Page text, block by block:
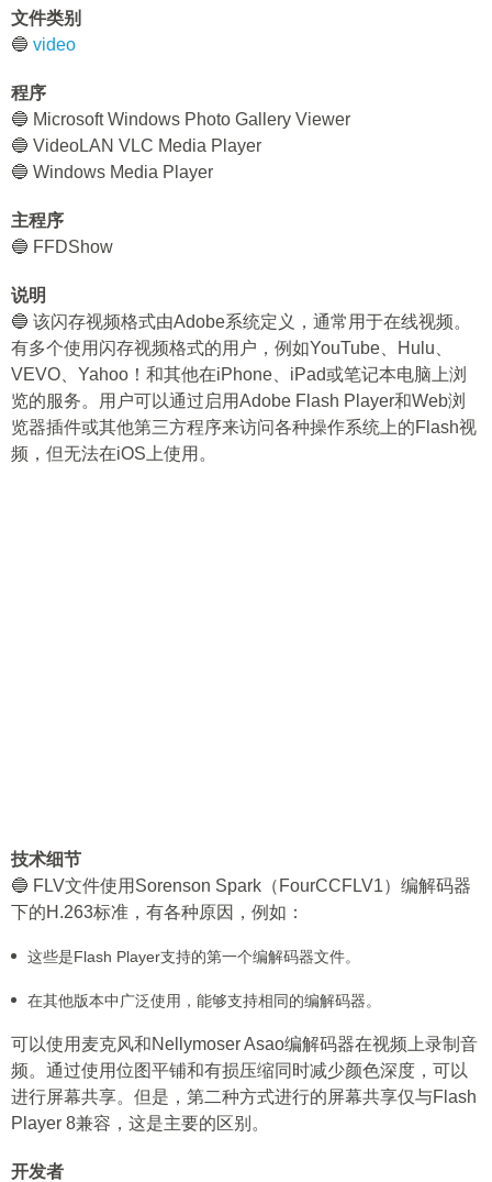
文件类别
🔵 video
程序
🔵 Microsoft Windows Photo Gallery Viewer
🔵 VideoLAN VLC Media Player
🔵 Windows Media Player
主程序
🔵 FFDShow
说明
🔵 该闪存视频格式由Adobe系统定义，通常用于在线视频。
有多个使用闪存视频格式的用户，例如YouTube、Hulu、
VEVO、Yahoo！和其他在iPhone、iPad或笔记本电脑上浏
览的服务。用户可以通过启用Adobe Flash Player和Web浏
览器插件或其他第三方程序来访问各种操作系统上的Flash视
频，但无法在iOS上使用。
技术细节
🔵 FLV文件使用Sorenson Spark（FourCCFLV1）编解码器
下的H.263标准，有各种原因，例如：
这些是Flash Player支持的第一个编解码器文件。
在其他版本中广泛使用，能够支持相同的编解码器。
可以使用麦克风和Nellymoser Asao编解码器在视频上录制音
频。通过使用位图平铺和有损压缩同时减少颜色深度，可以
进行屏幕共享。但是，第二种方式进行的屏幕共享仅与Flash
Player 8兼容，这是主要的区别。
开发者